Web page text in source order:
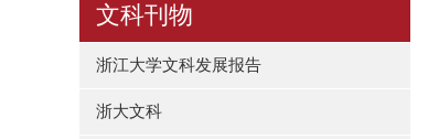
文科刊物
浙江大学文科发展报告
浙大文科